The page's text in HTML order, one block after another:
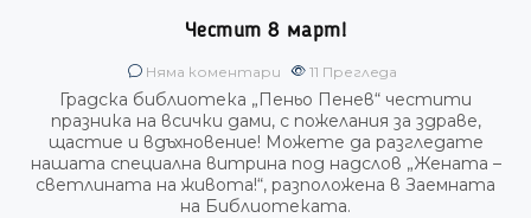
Честит 8 март!
Няма коментари 11 Прегледа
Градска библиотека „Пеньо Пенев“ честити
празника на всички дами, с пожелания за здраве,
щастие и вдъхновение! Можете да разгледате
нашата специална витрина под надслов „Жената –
светлината на живота!“, разположена в Заемната
на Библиотеката.